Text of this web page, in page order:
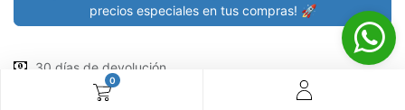
0
precios especiales en tus compras! 🚀
30 días de devolución
devoluciones en 7 días